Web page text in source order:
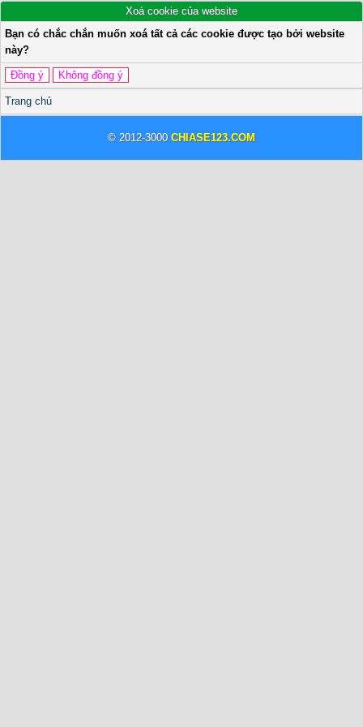
Xoá cookie của website
Bạn có chắc chắn muốn xoá tất cả các cookie được tạo bởi website
này?
Trang chủ
© 2012-3000 CHIASE123.COM